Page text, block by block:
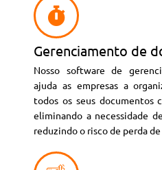
Gerenciamento de
Nosso software de
ajuda as empresas a
todos os seus documentos
eliminando a necessidade
reduzindo o risco de perda de